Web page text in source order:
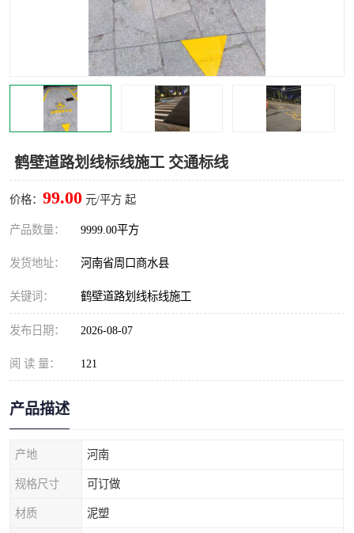
鹤壁道路划线标线施工 交通标线
价格： 99.00 元/平方 起
产品数量： 9999.00平方
发货地址： 河南省周口商水县
关键词： 鹤壁道路划线标线施工
发布日期： 2026-08-07
阅 读 量： 121
产品描述
产地 河南
规格尺寸 可订做
材质 泥塑